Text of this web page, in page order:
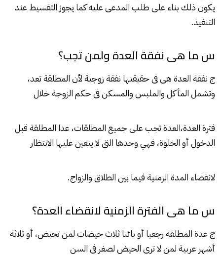
يكون ذلك بناء على طلب المدعى عليه كما يجوز التقسيط عند
التنفيذ.
س ما هى نفقة العدة ولمن تجب؟
ج نفقة العدة هى فى حقيقتها نفقة زوجية لأن المطلقة تعد،
وتشمل المأكل والملبس والمسكن فى حكم الزوجة خلال
فترة العدة،العدة تجب على جميع المطلقات، عدا المطلقة قبل
الدخول أو الخلوة، فهي وحدها التى لا يتعين عليها الانتظار
لانقضاء المدة الزمنية فيما بين الطلاق والزواج.
س ما هى الفترة الزمنية لانقضاء العدة؟
ج عدة المطلقة رجعيا أو بائنا ثلاث حيضات لمن تحيض، أو ثلاثة
أشهر عربية لمن لا ترى الحيض لصغر فى السن